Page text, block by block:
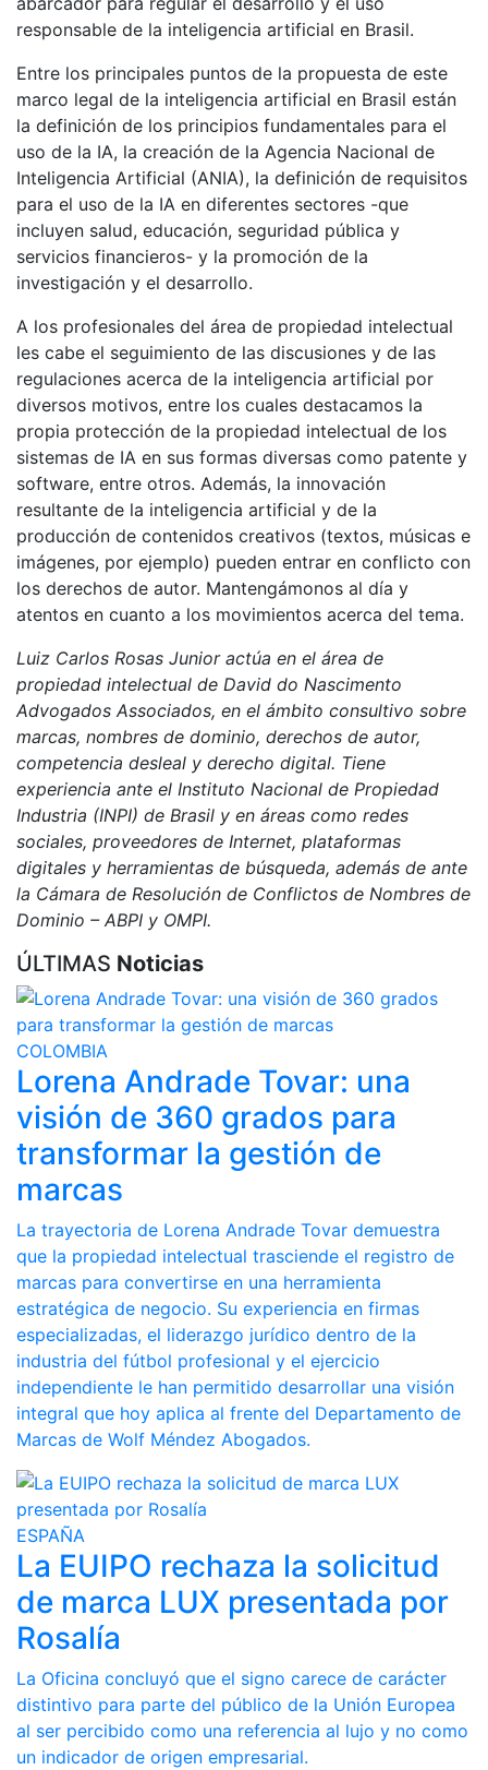
responsable de la inteligencia artificial en Brasil.
Entre los principales puntos de la propuesta de este
marco legal de la inteligencia artificial en Brasil están
la definición de los principios fundamentales para el
uso de la IA, la creación de la Agencia Nacional de
Inteligencia Artificial (ANIA), la definición de requisitos
para el uso de la IA en diferentes sectores -que
incluyen salud, educación, seguridad pública y
servicios financieros- y la promoción de la
investigación y el desarrollo.
A los profesionales del área de propiedad intelectual
les cabe el seguimiento de las discusiones y de las
regulaciones acerca de la inteligencia artificial por
diversos motivos, entre los cuales destacamos la
propia protección de la propiedad intelectual de los
sistemas de IA en sus formas diversas como patente y
software, entre otros. Además, la innovación
resultante de la inteligencia artificial y de la
producción de contenidos creativos (textos, músicas e
imágenes, por ejemplo) pueden entrar en conflicto con
los derechos de autor. Mantengámonos al día y
atentos en cuanto a los movimientos acerca del tema.
Luiz Carlos Rosas Junior actúa en el área de
propiedad intelectual de David do Nascimento
Advogados Associados, en el ámbito consultivo sobre
marcas, nombres de dominio, derechos de autor,
competencia desleal y derecho digital. Tiene
experiencia ante el Instituto Nacional de Propiedad
Industria (INPI) de Brasil y en áreas como redes
sociales, proveedores de Internet, plataformas
digitales y herramientas de búsqueda, además de ante
la Cámara de Resolución de Conflictos de Nombres de
Dominio – ABPI y OMPI.
ÚLTIMAS Noticias
COLOMBIA
Lorena Andrade Tovar: una
visión de 360 grados para
transformar la gestión de
marcas
La trayectoria de Lorena Andrade Tovar demuestra
que la propiedad intelectual trasciende el registro de
marcas para convertirse en una herramienta
estratégica de negocio. Su experiencia en firmas
especializadas, el liderazgo jurídico dentro de la
industria del fútbol profesional y el ejercicio
independiente le han permitido desarrollar una visión
integral que hoy aplica al frente del Departamento de
Marcas de Wolf Méndez Abogados.
ESPAÑA
La EUIPO rechaza la solicitud
de marca LUX presentada por
Rosalía
La Oficina concluyó que el signo carece de carácter
distintivo para parte del público de la Unión Europea
al ser percibido como una referencia al lujo y no como
un indicador de origen empresarial.